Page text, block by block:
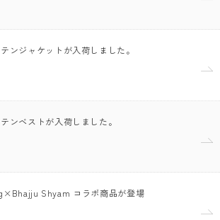
ンジャケットが入荷しました。
ンベストが入荷しました。
Shyam コラボ商品が登場